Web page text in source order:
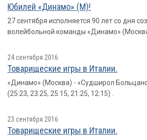
Юбилей «Динамо» (М)!
27 сентября исполняется 90 лет со дня
волейбольной команды «Динамо»
24 сентября 2016
Товарищеские игры в Италии.
«Динамо» (Москва) - «Судширол
(25:23, 23:25, 25:15, 21:25, 12:15) .
23 сентября 2016
Товарищеские игры в Италии.